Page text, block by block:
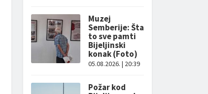
Muzej
Semberije: Šta
to sve pamti
Bijeljinski
konak (Foto)
05.08.2026. | 20:39
Požar kod